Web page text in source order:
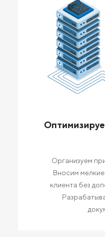
Организуем
Вносим
клиента без